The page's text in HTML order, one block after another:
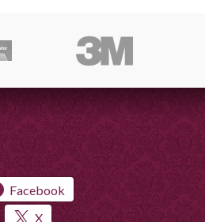
Facebook
X